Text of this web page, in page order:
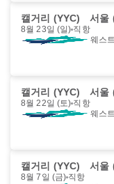
캘거리 (YYC) 서울
8월 23일 (일) 직항
웨스
캘거리 (YYC) 서울
8월 22일 (토) 직항
웨스
캘거리 (YYC) 서울
8월 7일 (금) 직항